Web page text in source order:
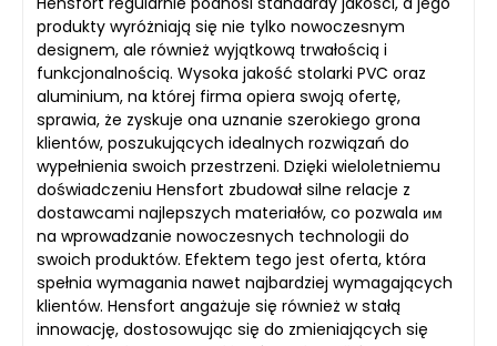
produkty wyróżniają się nie tylko nowoczesnym
designem, ale również wyjątkową trwałością i
funkcjonalnością. Wysoka jakość stolarki PVC oraz
aluminium, na której firma opiera swoją ofertę,
sprawia, że zyskuje ona uznanie szerokiego grona
klientów, poszukujących idealnych rozwiązań do
wypełnienia swoich przestrzeni. Dzięki wieloletniemu
doświadczeniu Hensfort zbudował silne relacje z
dostawcami najlepszych materiałów, co pozwala им
na wprowadzanie nowoczesnych technologii do
swoich produktów. Efektem tego jest oferta, która
spełnia wymagania nawet najbardziej wymagających
klientów. Hensfort angażuje się również w stałą
innowację, dostosowując się do zmieniających się